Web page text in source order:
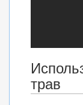
трав